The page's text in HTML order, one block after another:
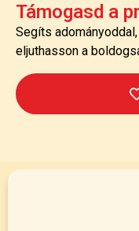
Támogasd a
Segíts
eljuthasson a